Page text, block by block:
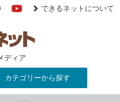
ディア
FacebookYouTube
できるネットについて
カテゴリーから探す